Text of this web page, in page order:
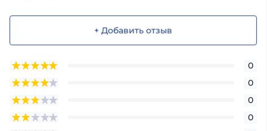
+ Добавить отзыв
0
0
0
0